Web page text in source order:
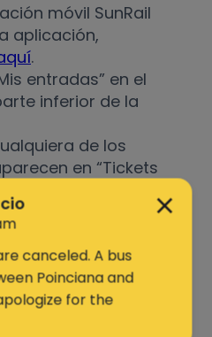
canceled. A bus
Poinciana and
for the
móvil SunRail
aplicación,
.
entradas” en el
inferior de la
de los
en “Tickets
la ventana
usar este
"Usar billete"
Tenga en cuenta
deben esperar
a punto de